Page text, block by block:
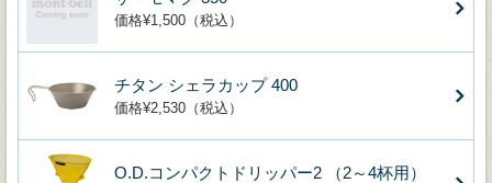
価格¥1,500（税込）
チタン シェラカップ 400
価格¥2,530（税込）
O.D.コンパクトドリッパー2 （2～4杯用）